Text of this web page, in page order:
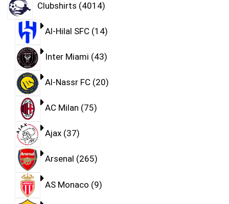
Clubshirts 4014
Al-Hilal SFC 14
Inter Miami 43
Al-Nassr FC 20
AC Milan 75
Ajax 37
Arsenal 265
AS Monaco 9